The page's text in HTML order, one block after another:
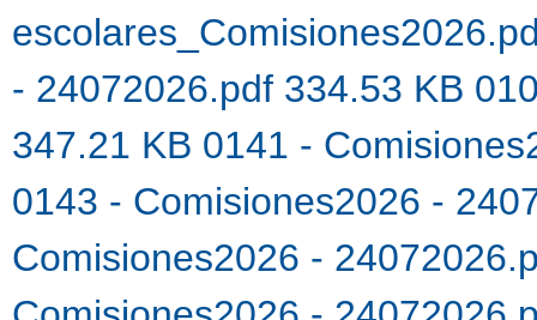
- 24072026.pdf 334.53 KB
347.21 KB 0141 -
0143 - Comisiones2026 -
Comisiones2026 -